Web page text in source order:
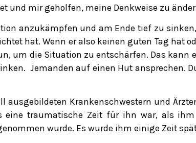
und mir geholfen, meine Denkweise zu
anzukämpfen und am Ende tief zu
hat. Wenn er also keinen guten Tag hat
um die Situation zu entschärfen. Das kann
Jemanden auf einen Hut ansprechen.
ausgebildeten Krankenschwestern und
traumatische Zeit für ihn war, als ihm
wurde. Es wurde ihm einige Zeit